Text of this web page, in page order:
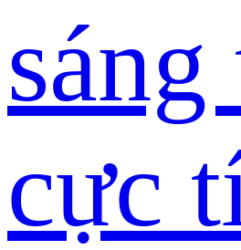
cực